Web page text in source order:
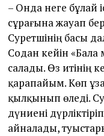
– Онда неге бұлай
сұрағына жауап
Суретшінің басы
Содан кейін «Бала
салады. Өз итінің
қарапайым. Көп
қылқынып өледі.
дүниені
айналады,